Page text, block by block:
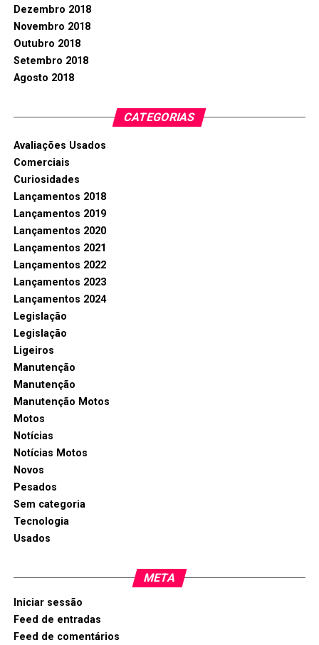
Dezembro 2018
Novembro 2018
Outubro 2018
Setembro 2018
Agosto 2018
CATEGORIAS
Avaliações Usados
Comerciais
Curiosidades
Lançamentos 2018
Lançamentos 2019
Lançamentos 2020
Lançamentos 2021
Lançamentos 2022
Lançamentos 2023
Lançamentos 2024
Legislação
Legislação
Ligeiros
Manutenção
Manutenção
Manutenção Motos
Motos
Notícias
Notícias Motos
Novos
Pesados
Sem categoria
Tecnologia
Usados
META
Iniciar sessão
Feed de entradas
Feed de comentários